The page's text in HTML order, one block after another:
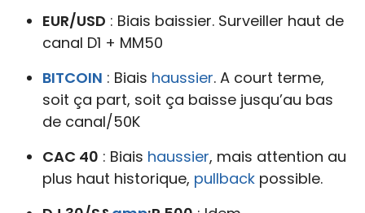
EUR/USD : Biais baissier. Surveiller haut de
canal D1 + MM50
BITCOIN : Biais haussier. A court terme,
soit ça part, soit ça baisse jusqu’au bas
de canal/50K
CAC 40 : Biais haussier, mais attention au
plus haut historique, pullback possible.